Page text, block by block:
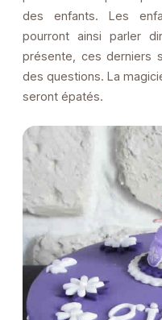
des enfants. Les
pourront ainsi parler
présente, ces derniers
des questions. La
seront épatés.